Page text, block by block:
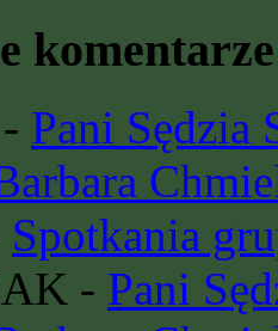
komentarze
- Pani Sędzia
Spotkania
- Pani